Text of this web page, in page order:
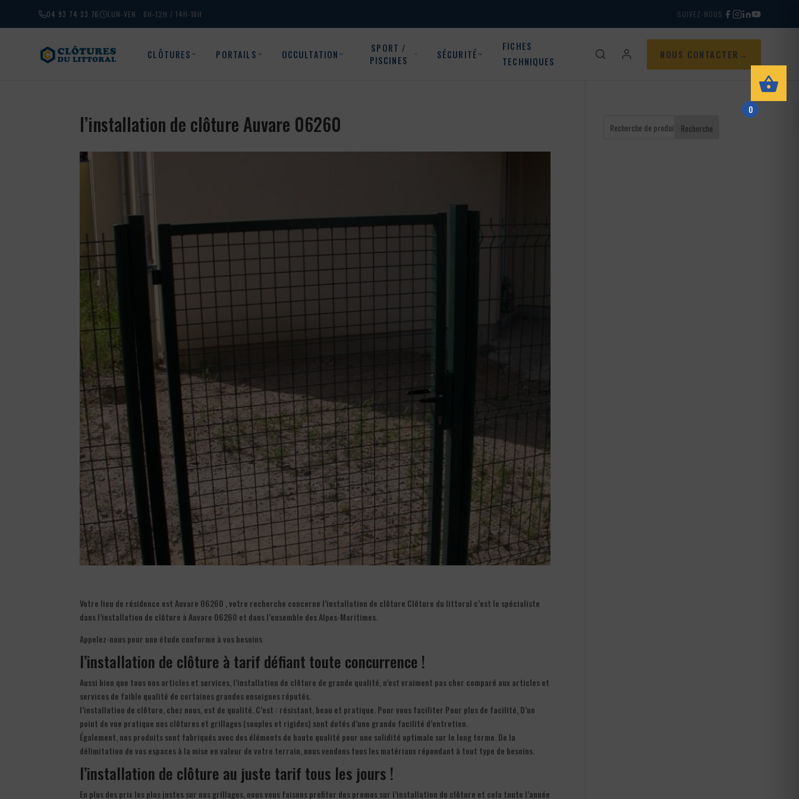
04 93 74 33 76 LUN-VEN · 8H-12H / 14H-18H SUIVEZ-NOUS
CLÔTURES PORTAILS OCCULTATION
SPORT /
PISCINES
SÉCURITÉ
FICHES
TECHNIQUES
NOUS CONTACTER
l’installation de clôture Auvare 06260
Votre lieu de résidence est Auvare 06260 , votre recherche concerne l’installation de clôture Clôture du littoral c’est le spécialiste
dans l’installation de clôture à Auvare 06260 et dans l’ensemble des Alpes-Maritimes.
Appelez-nous pour une étude conforme à vos besoins
l’installation de clôture à tarif défiant toute concurrence !
Aussi bien que tous nos articles et services, l’installation de clôture de grande qualité, n’est vraiment pas cher comparé aux articles et
services de faible qualité de certaines grandes enseignes réputés.
l’installation de clôture, chez nous, est de qualité. C’est : résistant, beau et pratique. Pour vous faciliter Pour plus de facilité, D’un
point de vue pratique nos clôtures et grillages (souples et rigides) sont dotés d’une grande facilité d’entretien.
Également, nos produits sont fabriqués avec des éléments de haute qualité pour une solidité optimale sur le long terme. De la
délimitation de vos espaces à la mise en valeur de votre terrain, nous vendons tous les matériaux répondant à tout type de besoins.
l’installation de clôture au juste tarif tous les jours !
En plus des prix les plus justes sur nos grillages, nous vous faisons profiter des promos sur l’installation de clôture et cela toute l’année
Recherche
0